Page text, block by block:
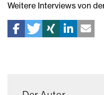
Weitere Interviews von